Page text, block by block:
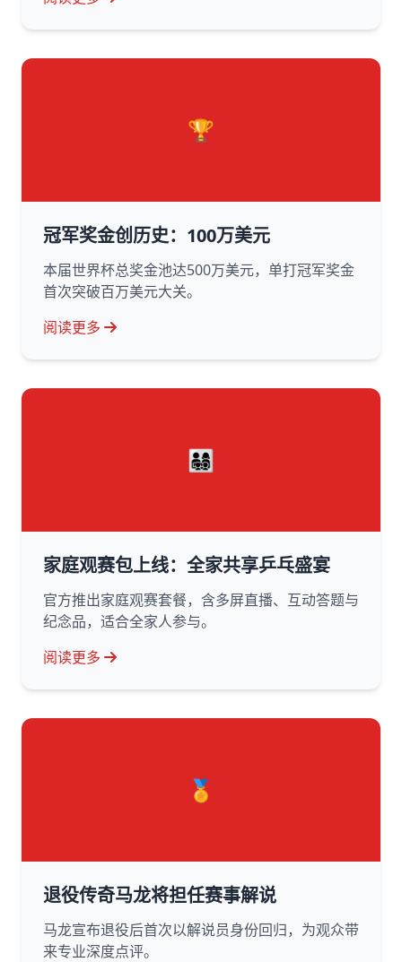
🏆
冠军奖金创历史：100万美元
本届世界杯总奖金池达500万美元，单打冠军奖金
首次突破百万美元大关。
阅读更多
👨‍👩‍👧‍👦
家庭观赛包上线：全家共享乒乓盛宴
官方推出家庭观赛套餐，含多屏直播、互动答题与
纪念品，适合全家人参与。
阅读更多
🏅
退役传奇马龙将担任赛事解说
马龙宣布退役后首次以解说员身份回归，为观众带
来专业深度点评。